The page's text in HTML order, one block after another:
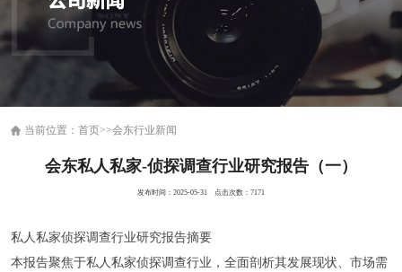
当前位置：首页>>会东行业新闻
会东私人私家-侦探调查行业研究报告（一）
发布时间：2025-05-31 点击次数：7171
私人私家侦探调查行业研究报告摘要
本报告聚焦于私人私家侦探调查行业，全面剖析其发展现状、市场需